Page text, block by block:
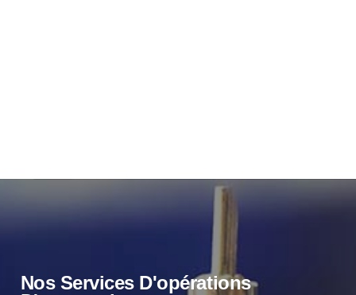
Nos Services D'opérations